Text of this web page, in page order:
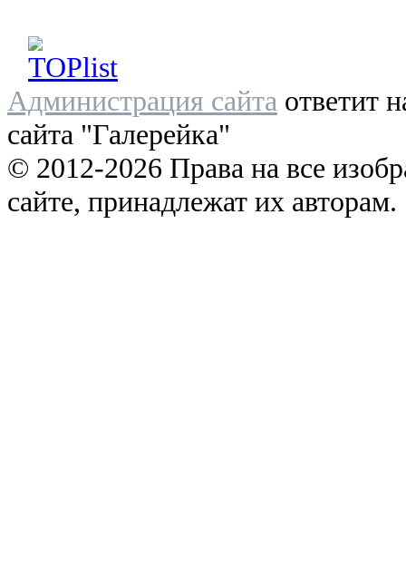
Администрация сайта ответит
сайта "Галерейка"
© 2012-2026 Права на все
сайте, принадлежат их авторам.